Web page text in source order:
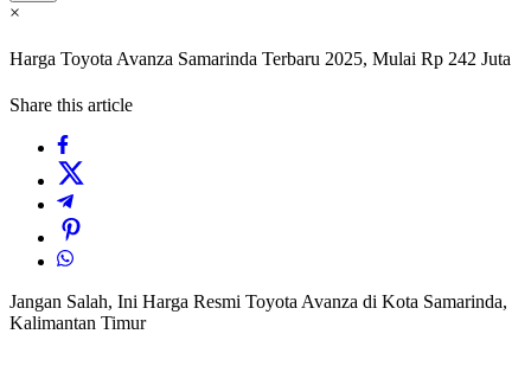
×
Harga Toyota Avanza Samarinda Terbaru 2025, Mulai Rp 242 Juta
Share this article
Jangan Salah, Ini Harga Resmi Toyota Avanza di Kota Samarinda,
Kalimantan Timur